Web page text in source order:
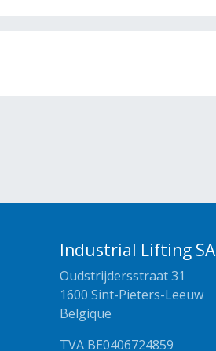
Industrial Lifting SA
Oudstrijdersstraat 31
1600 Sint-Pieters-Leeuw
Belgique
TVA BE0406724859